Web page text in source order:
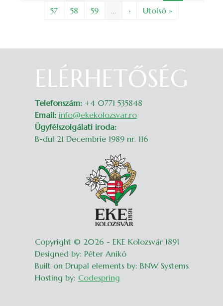
Oldal
57 Oldal
58 Oldal
59 … Következő oldal
› Utolsó oldal
Utolsó »
ELÉRHETŐSÉG
Telefonszám: +4 0771 535848
Email: info@ekekolozsvar.ro
Ügyfélszolgálati iroda:
B-dul 21 Decembrie 1989 nr. 116
Copyright © 2026 - EKE Kolozsvár 1891
Designed by: Péter Anikó
Built on Drupal elements by: BNW Systems
Hosting by: Codespring